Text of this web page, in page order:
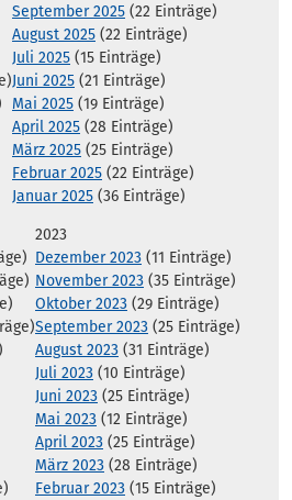
September 2025 (22 Einträge)
August 2025 (22 Einträge)
Juli 2025 (15 Einträge)
Juni 2025 (21 Einträge)
Mai 2025 (19 Einträge)
April 2025 (28 Einträge)
März 2025 (25 Einträge)
Februar 2025 (22 Einträge)
Januar 2025 (36 Einträge)
2023
Dezember 2023 (11 Einträge)
November 2023 (35 Einträge)
Oktober 2023 (29 Einträge)
September 2023 (25 Einträge)
August 2023 (31 Einträge)
Juli 2023 (10 Einträge)
Juni 2023 (25 Einträge)
Mai 2023 (12 Einträge)
April 2023 (25 Einträge)
März 2023 (28 Einträge)
Februar 2023 (15 Einträge)